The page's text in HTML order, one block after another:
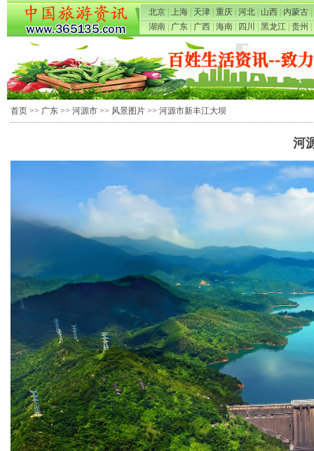
北京 上海 天津 重庆 河北 山西 内蒙古
湖南
广东 广西 海南 四川 黑龙江 贵州
首页 >> 广东 >> 河源市 >> 风景图片 >> 河源市新丰江大坝
河